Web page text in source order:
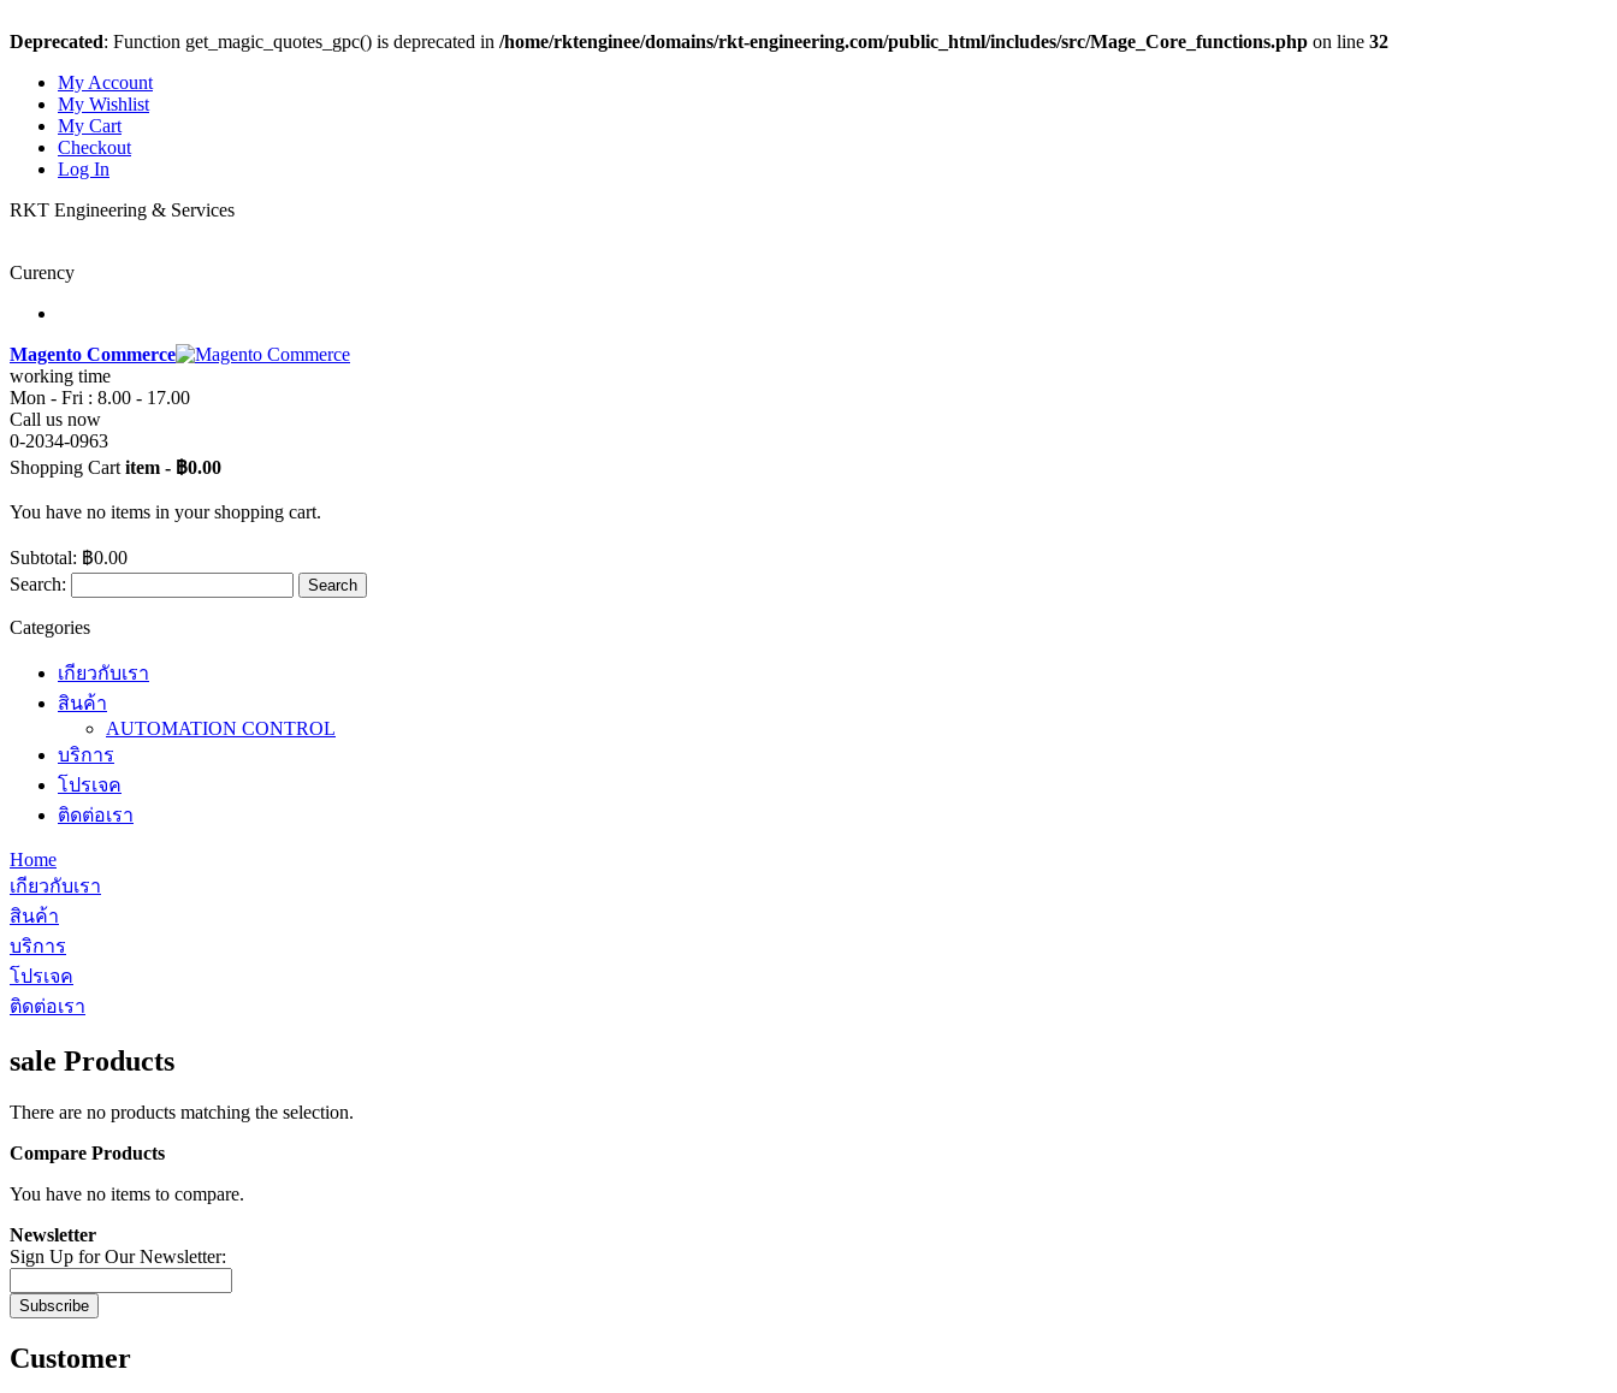
Deprecated: Function get_magic_quotes_gpc() is deprecated in /home/rktenginee/domains/rkt-engineering.com/public_html/includes/src/Mage_Core_functions.php on line 32
My Account
My Wishlist
My Cart
Checkout
Log In
RKT Engineering & Services
Curency
Magento Commerce
working time
Mon - Fri : 8.00 - 17.00
Call us now
0-2034-0963
Shopping Cart item - ฿0.00
You have no items in your shopping cart.
Subtotal: ฿0.00
Search:
Search
Categories
เกียวกับเรา
สินค้า
AUTOMATION CONTROL
บริการ
โปรเจค
ติดต่อเรา
Home
เกียวกับเรา
สินค้า
บริการ
โปรเจค
ติดต่อเรา
sale Products
There are no products matching the selection.
Compare Products
You have no items to compare.
Newsletter
Sign Up for Our Newsletter:
Subscribe
Customer